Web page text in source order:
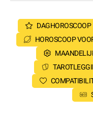
DAGHOROSCOOP
HOROSCOOP